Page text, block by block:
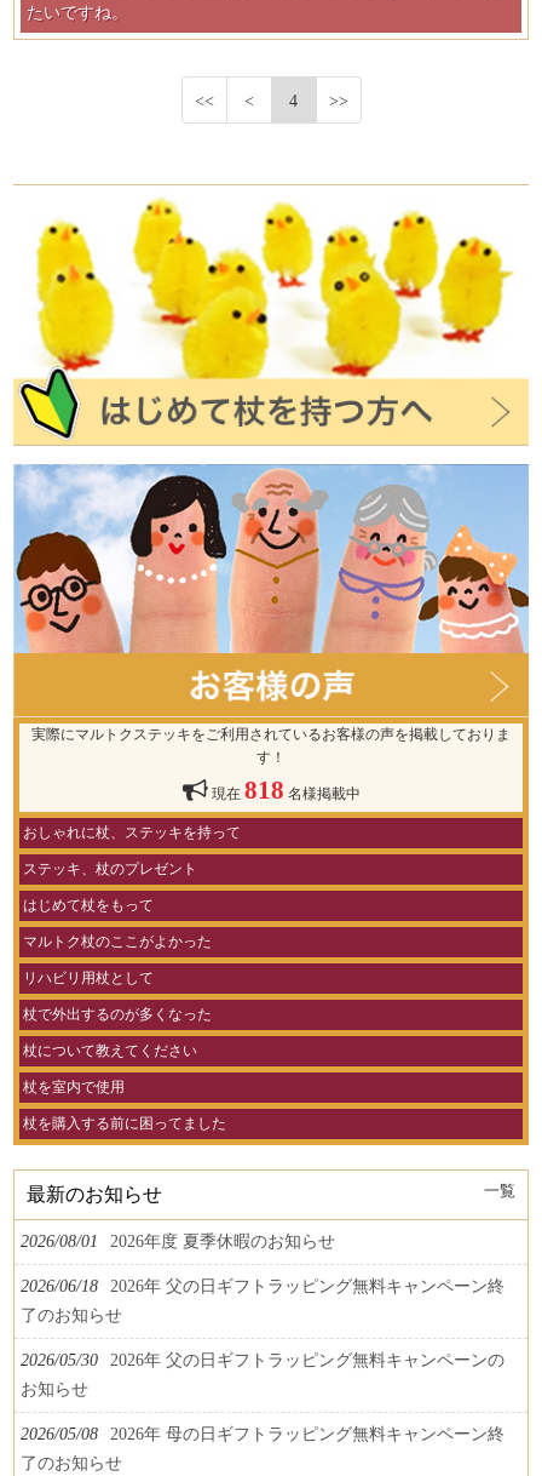
たいですね。
<< < 4 >>
実際にマルトクステッキをご利用されているお客様の声を掲載しておりま
す！
現在 818 名様掲載中
おしゃれに杖、ステッキを持って
ステッキ、杖のプレゼント
はじめて杖をもって
マルトク杖のここがよかった
リハビリ用杖として
杖で外出するのが多くなった
杖について教えてください
杖を室内で使用
杖を購入する前に困ってました
最新のお知らせ 一覧
2026/08/01 2026年度 夏季休暇のお知らせ
2026/06/18
2026年 父の日ギフトラッピング無料キャンペーン終
了のお知らせ
2026/05/30
2026年 父の日ギフトラッピング無料キャンペーンの
お知らせ
2026/05/08
2026年 母の日ギフトラッピング無料キャンペーン終
了のお知らせ